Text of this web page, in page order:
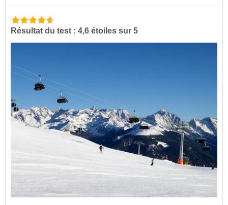
Résultat du test : 4,6 étoiles sur 5